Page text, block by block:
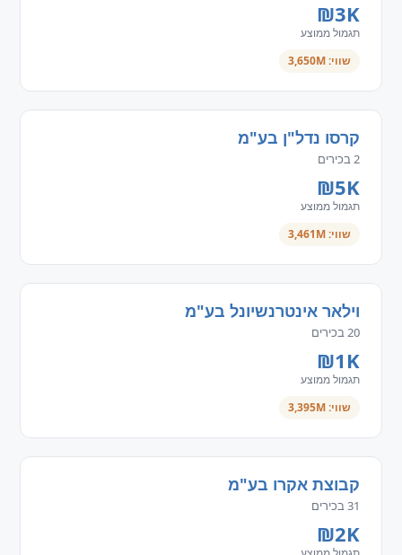
₪3K
תגמול ממוצע
שווי: 3,650M
קרסו נדל"ן בע"מ
2 בכירים
₪5K
תגמול ממוצע
שווי: 3,461M
וילאר אינטרנשיונל בע"מ
20 בכירים
₪1K
תגמול ממוצע
שווי: 3,395M
קבוצת אקרו בע"מ
31 בכירים
₪2K